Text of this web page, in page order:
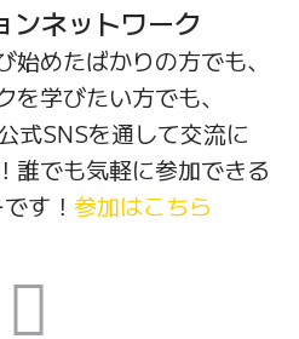
ンネットワーク
始めたばかりの方でも、
を学びたい方でも、
式SNSを通して交流に
誰でも気軽に参加できる
す！ 参加はこちら